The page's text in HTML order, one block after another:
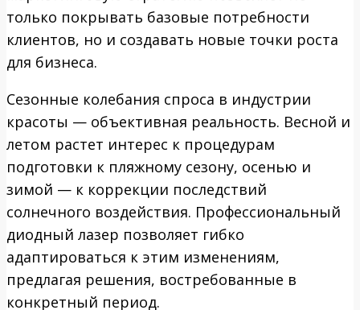
только покрывать базовые потребности
клиентов, но и создавать новые точки роста
для бизнеса.
Сезонные колебания спроса в индустрии
красоты — объективная реальность. Весной и
летом растет интерес к процедурам
подготовки к пляжному сезону, осенью и
зимой — к коррекции последствий
солнечного воздействия. Профессиональный
диодный лазер позволяет гибко
адаптироваться к этим изменениям,
предлагая решения, востребованные в
конкретный период.